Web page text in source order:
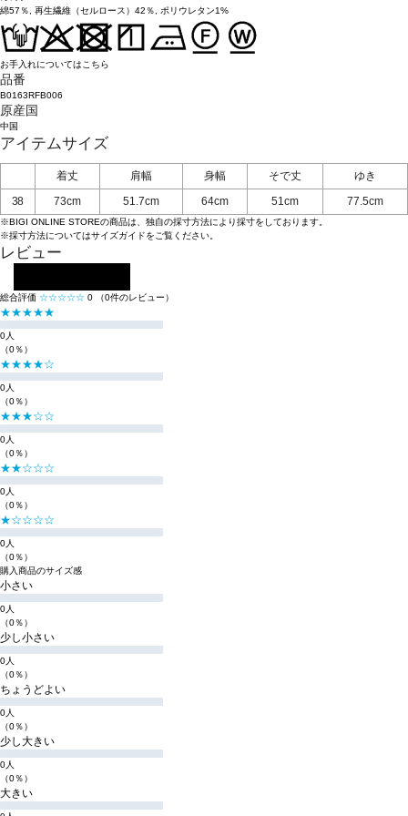
綿57％, 再生繊維（セルロース）42％, ポリウレタン1%
お手入れについてはこちら
品番
B0163RFB006
原産国
中国
アイテムサイズ
着丈 肩幅 身幅 そで丈
ゆき
38
73cm 51.7cm 64cm 51cm 77.5cm
※BIGI ONLINE STOREの商品は、独自の採寸方法により採寸をしております。
※採寸方法についてはサイズガイドをご覧ください。
レビュー
総合評価 ☆☆☆☆☆ 0 （0件のレビュー）
★★★★★
0人
（0％）
★★★★☆
0人
（0％）
★★★☆☆
0人
（0％）
★★☆☆☆
0人
（0％）
★☆☆☆☆
0人
（0％）
購入商品のサイズ感
小さい
0人
（0％）
少し小さい
0人
（0％）
ちょうどよい
0人
（0％）
少し大きい
0人
（0％）
大きい